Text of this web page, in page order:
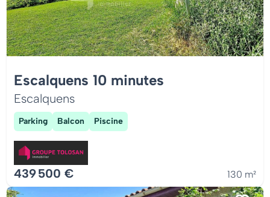
Escalquens 10 minutes
Escalquens
Parking Balcon Piscine
439 500 € 130 m²